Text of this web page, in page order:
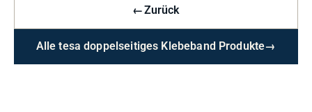
←Zurück
Alle tesa doppelseitiges Klebeband Produkte→